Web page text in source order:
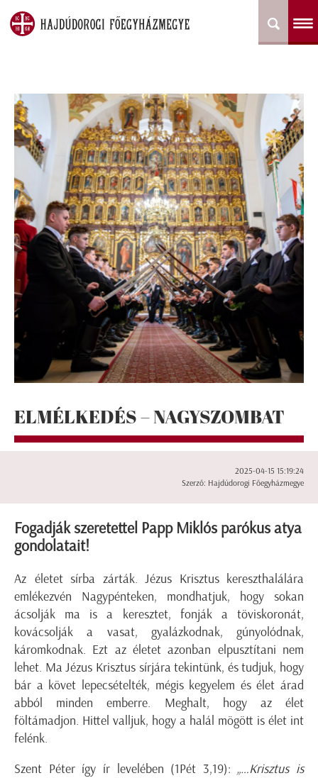
ELMÉLKEDÉS – NAGYSZOMBAT
2025-04-15 15:19:24
Szerző: Hajdúdorogi Főegyházmegye
Fogadják szeretettel Papp Miklós parókus atya
gondolatait!
Az életet sírba zárták. Jézus Krisztus kereszthalálára
emlékezvén Nagypénteken, mondhatjuk, hogy sokan
ácsolják ma is a keresztet, fonják a töviskoronát,
kovácsolják a vasat, gyalázkodnak, gúnyolódnak,
káromkodnak. Ezt az életet azonban elpusztítani nem
lehet. Ma Jézus Krisztus sírjára tekintünk, és tudjuk, hogy
bár a követ lepecsételték, mégis kegyelem és élet árad
abból minden emberre. Meghalt, hogy az élet
föltámadjon. Hittel valljuk, hogy a halál mögött is élet int
felénk.
Szent Péter így ír levelében (1Pét 3,19): „…Krisztus is